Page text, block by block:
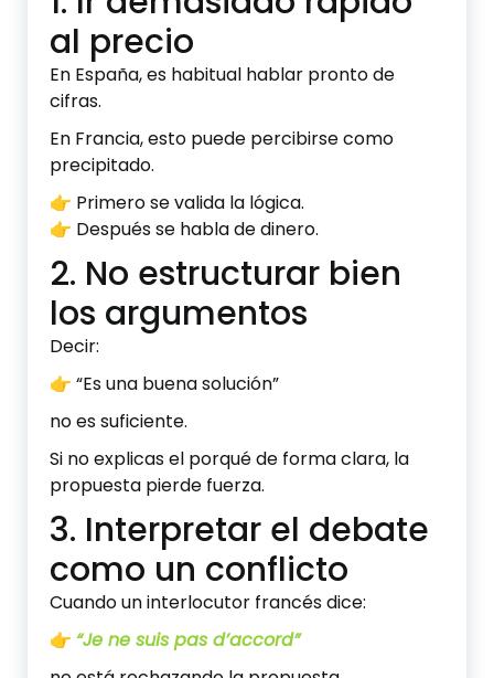
al precio
En España, es habitual hablar pronto de
cifras.
En Francia, esto puede percibirse como
precipitado.
👉 Primero se valida la lógica.
👉 Después se habla de dinero.
2. No estructurar bien
los argumentos
Decir:
👉 “Es una buena solución”
no es suficiente.
Si no explicas el porqué de forma clara, la
propuesta pierde fuerza.
3. Interpretar el debate
como un conflicto
Cuando un interlocutor francés dice:
👉 “Je ne suis pas d’accord”